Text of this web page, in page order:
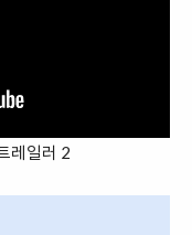
레일러 2